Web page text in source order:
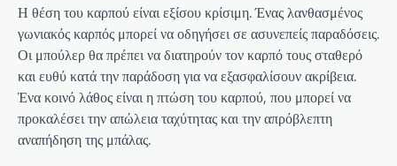
Η θέση του καρπού είναι εξίσου κρίσιμη. Ένας λανθασμένος
γωνιακός καρπός μπορεί να οδηγήσει σε ασυνεπείς παραδόσεις.
Οι μπούλερ θα πρέπει να διατηρούν τον καρπό τους σταθερό
και ευθύ κατά την παράδοση για να εξασφαλίσουν ακρίβεια.
Ένα κοινό λάθος είναι η πτώση του καρπού, που μπορεί να
προκαλέσει την απώλεια ταχύτητας και την απρόβλεπτη
αναπήδηση της μπάλας.